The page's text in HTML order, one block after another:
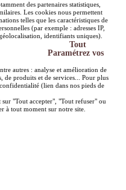
des partenaires statistiques,
Les cookies nous permettent
telles que les caractéristiques de
(par exemple : adresses IP,
identifiants uniques).
Tout
Paramétrez vos
autres : analyse et amélioration de
de produits et de services... Pour plus
(lien dans nos pieds de
"Tout accepter", "Tout refuser" ou
à tout moment sur notre site.